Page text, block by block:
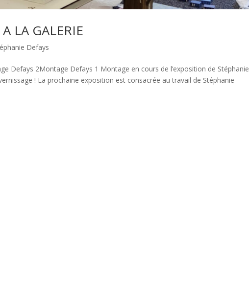
LA GALERIE
Defays
Defays 2Montage Defays 1 Montage en cours de l’exposition de Stéphanie
! La prochaine exposition est consacrée au travail de Stéphanie